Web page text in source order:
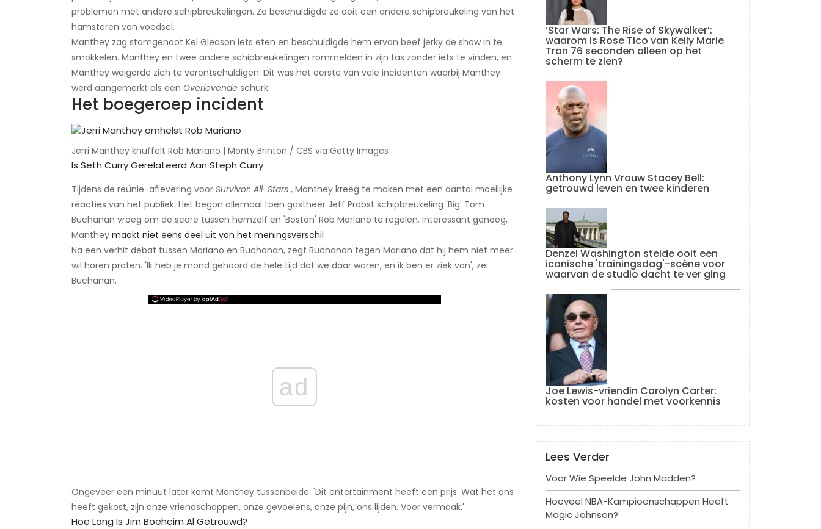
problemen met andere schipbreukelingen. Zo beschuldigde ze ooit een andere schipbreukeling van het
hamsteren van voedsel.
Manthey zag stamgenoot Kel Gleason iets eten en beschuldigde hem ervan beef jerky de show in te
smokkelen. Manthey en twee andere schipbreukelingen rommelden in zijn tas zonder iets te vinden, en
Manthey weigerde zich te verontschuldigen. Dit was het eerste van vele incidenten waarbij Manthey
werd aangemerkt als een Overlevende schurk.
Het boegeroep incident
Jerri Manthey knuffelt Rob Mariano | Monty Brinton / CBS via Getty Images
Is Seth Curry Gerelateerd Aan Steph Curry
Tijdens de reünie-aflevering voor Survivor: All-Stars , Manthey kreeg te maken met een aantal moeilijke
reacties van het publiek. Het begon allemaal toen gastheer Jeff Probst schipbreukeling 'Big' Tom
Buchanan vroeg om de score tussen hemzelf en 'Boston' Rob Mariano te regelen. Interessant genoeg,
Manthey maakt niet eens deel uit van het meningsverschil
Na een verhit debat tussen Mariano en Buchanan, zegt Buchanan tegen Mariano dat hij hem niet meer
wil horen praten. 'Ik heb je mond gehoord de hele tijd dat we daar waren, en ik ben er ziek van', zei
Buchanan.
ad
Ongeveer een minuut later komt Manthey tussenbeide. 'Dit entertainment heeft een prijs. Wat het ons
heeft gekost, zijn onze vriendschappen, onze gevoelens, onze pijn, ons lijden. Voor vermaak.'
Hoe Lang Is Jim Boeheim Al Getrouwd?
‘Star Wars: The Rise of Skywalker’:
waarom is Rose Tico van Kelly Marie
Tran 76 seconden alleen op het
scherm te zien?
Anthony Lynn Vrouw Stacey Bell:
getrouwd leven en twee kinderen
Denzel Washington stelde ooit een
iconische 'trainingsdag'-scène voor
waarvan de studio dacht te ver ging
Joe Lewis-vriendin Carolyn Carter:
kosten voor handel met voorkennis
Lees Verder
Voor Wie Speelde John Madden?
Hoeveel NBA-Kampioenschappen Heeft
Magic Johnson?